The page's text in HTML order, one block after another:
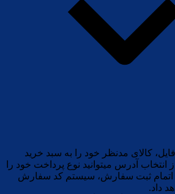
کالای مدنظر خود را به سبد خرید
انتخاب آدرس میتوانید نوع پرداخت خود را
از اتمام ثبت سفارش، سیستم کد سفارش
داد.